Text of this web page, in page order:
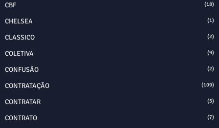
CBF (18)
CHELSEA (1)
CLASSICO (2)
COLETIVA (9)
CONFUSÃO (2)
CONTRATAÇÃO (109)
CONTRATAR (5)
CONTRATO (7)